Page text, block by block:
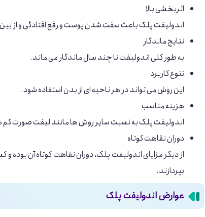
اثربخشی بالا
اندولیفت پلک باعث سفت شدن پوست و رفع افتادگی و از
نتایج ماندگار
به طور کلی اندولیفت تا چند سال ماندگار می ماند.
تنوع کاربرد
این روش می تواند در هر ناحیه ای از بدن استفاده شود.
هزینه مناسب
اندولیفت پلک به نسبت سایر روش ‌ها مانند لیفت صورت کم
دوران نقاهت کوتاه
از دیگر مزایای اندولیفت پلک، دوران نقاهت کوتاه آن بوده
بپردازند.
عوارض اندولیفت پلک